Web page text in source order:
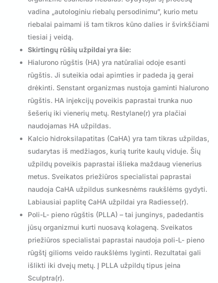
vadina „autologiniu riebalų persodinimu”, kurio metu
riebalai paimami iš tam tikros kūno dalies ir švirkščiami
tiesiai į veidą.
Skirtingų rūšių užpildai yra šie:
Hialurono rūgštis (HA) yra natūraliai odoje esanti
rūgštis. Ji suteikia odai apimties ir padeda ją gerai
drėkinti. Senstant organizmas nustoja gaminti hialurono
rūgštis. HA injekcijų poveikis paprastai trunka nuo
šešerių iki vienerių metų. Restylane(r) yra plačiai
naudojamas HA užpildas.
Kalcio hidroksilapatitas (CaHA) yra tam tikras užpildas,
sudarytas iš medžiagos, kurią turite kaulų viduje. Šių
užpildų poveikis paprastai išlieka maždaug vienerius
metus. Sveikatos priežiūros specialistai paprastai
naudoja CaHA užpildus sunkesnėms raukšlėms gydyti.
Labiausiai paplitę CaHA užpildai yra Radiesse(r).
Poli-L- pieno rūgštis (PLLA) – tai junginys, padedantis
jūsų organizmui kurti nuosavą kolageną. Sveikatos
priežiūros specialistai paprastai naudoja poli-L- pieno
rūgštį gilioms veido raukšlėms lyginti. Rezultatai gali
išlikti iki dvejų metų. Į PLLA užpildų tipus įeina
Sculptra(r).